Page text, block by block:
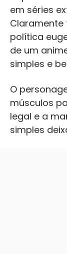
em séries
Claramente
política
de um
simples e
O
músculos
legal e a
simples